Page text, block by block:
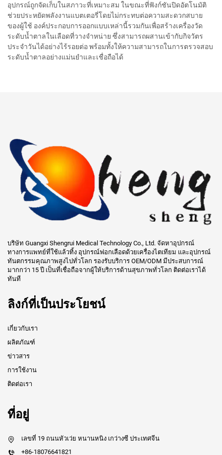
อุปกรณ์ถูกจัดเก็บในสภาวะที่เหมาะสม ในขณะที่ฟังก์ชันปิดอัตโนมัติ
ช่วยประหยัดพลังงานแบตเตอรี่โดยไม่กระทบต่อความสะดวกสบาย
ของผู้ใช้ องค์ประกอบการออกแบบเหล่านี้รวมกันเพื่อสร้างเครื่องวัด
ระดับน้ำตาลในเลือดที่วางจำหน่าย ซึ่งสามารถผสานเข้ากับกิจวัตร
ประจำวันได้อย่างไร้รอยต่อ พร้อมทั้งให้ความสามารถในการตรวจสอบ
ระดับน้ำตาลอย่างแม่นยำและเชื่อถือได้
บริษัท Guangxi Shengrui Medical Technology Co., Ltd. จัดหาอุปกรณ์
ทางการแพทย์ที่ใช้แล้วทิ้ง อุปกรณ์ฟอกเลือดด้วยเครื่องไตเทียม และอุปกรณ์
ทันตกรรมคุณภาพสูงไปทั่วโลก รองรับบริการ OEM/ODM มีประสบการณ์
มากกว่า 15 ปี เป็นที่เชื่อถือจากผู้ให้บริการด้านสุขภาพทั่วโลก ติดต่อเราได้
ทันที
ลิงก์ที่เป็นประโยชน์
เกี่ยวกับเรา
ผลิตภัณฑ์
ข่าวสาร
การใช้งาน
ติดต่อเรา
ที่อยู่
เลขที่ 19 ถนนหัวเว่ย หนานหนิง เกว่างซี ประเทศจีน
+86-18076641821